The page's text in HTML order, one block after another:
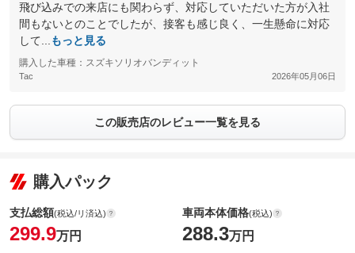
飛び込みでの来店にも関わらず、対応していただいた方が入社
間もないとのことでしたが、接客も感じ良く、一生懸命に対応
して...
もっと見る
購入した車種：スズキソリオバンディット
Tac 2026年05月06日
この販売店のレビュー一覧を見る
購入パック
支払総額(税込/リ済込)
299.9万円
車両本体価格(税込)
288.3万円